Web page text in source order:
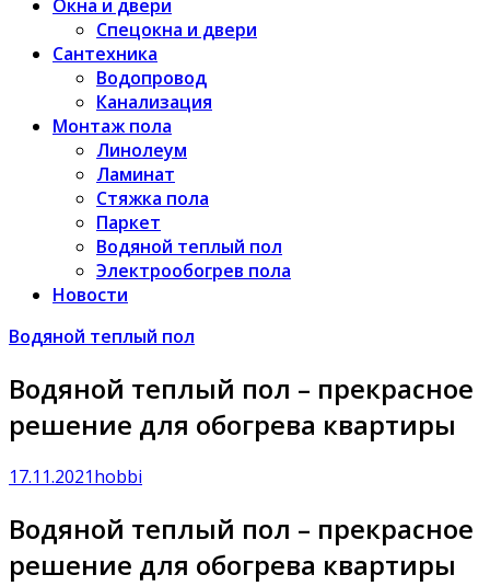
Окна и двери
Спецокна и двери
Сантехника
Водопровод
Канализация
Монтаж пола
Линолеум
Ламинат
Стяжка пола
Паркет
Водяной теплый пол
Электрообогрев пола
Новости
Водяной теплый пол
Водяной теплый пол – прекрасное
решение для обогрева квартиры
17.11.2021hobbi
Водяной теплый пол – прекрасное
решение для обогрева квартиры